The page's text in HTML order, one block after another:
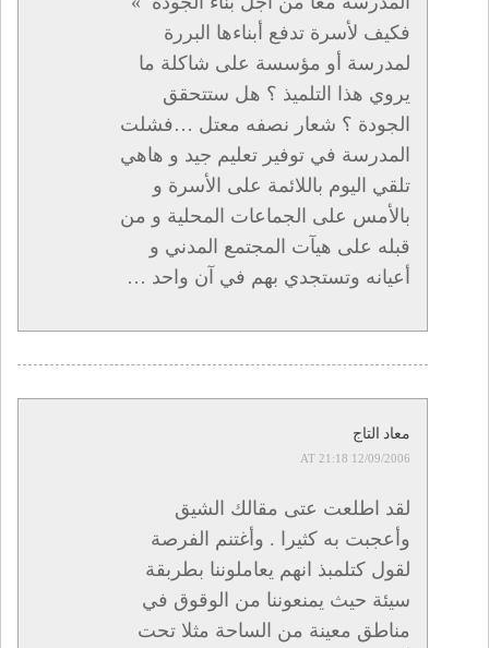
فكيف لأسرة تدفع أبناءها البررة
لمدرسة أو مؤسسة على شاكلة ما
يروي هذا التلميذ ؟ هل ستتحقق
الجودة ؟ شعار نصفه معتل …فشلت
المدرسة في توفير تعليم جيد و هاهي
تلقي اليوم باللائمة على الأسرة و
بالأمس على الجماعات المحلية و من
قبله على هيآت المجتمع المدني و
أعيانه وتستجدي بهم في آن واحد …
معاد التاج
12/09/2006 AT 21:18
لقد اطلعت عتى مقالك الشيق
وأعجبت به كثيرا . وأغتنم الفرصة
لقول كتلمبذ انهم يعاملوننا بطربقة
سيئة حيث يمنعوننا من الوقوق في
مناطق معينة من الساحة مثلا تحت